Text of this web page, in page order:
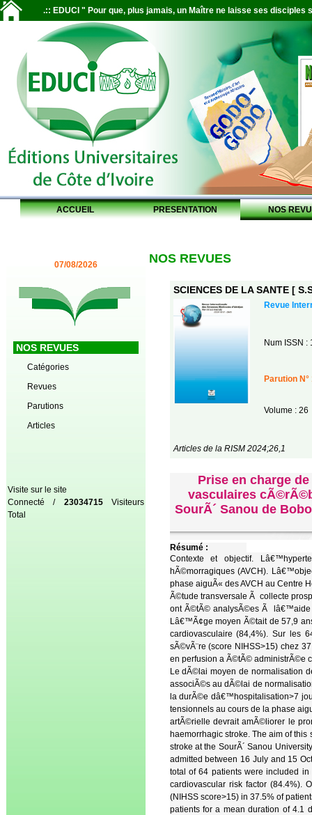
.:: EDUCI " Pour que, plus jamais, un Maître ne laisse ses disciples
ACCUEIL PRESENTATION NOS
07/08/2026
NOS REVUES
Catégories
Revues
Parutions
Articles
Visite sur le site
Connecté / 23034715Visiteurs
Total
NOS REVUES
SCIENCES DE LA SANTE [
Revue
Num ISSN :
Parution N°
Volume : 26
Articles de la RISM 2024;26,1
Prise en charge
vasculaires
SourÃ´ Sanou de
Résumé :
Contexte et objectif.
hÃ©morragiques (AVCH).
phase aiguÃ« des AVCH au Centre
Ã©tude transversale Ã collecte
ont Ã©tÃ© analysÃ©es Ã lâ€™aide
Lâ€™Ã¢ge moyen Ã©tait de 57,9
cardiovasculaire (84,4%). Sur
sÃ©vÃ¨re (score NIHSS>15) chez
en perfusion a Ã©tÃ© administrÃ©e
Le dÃ©lai moyen de normalisation
associÃ©s au dÃ©lai de
la durÃ©e dâ€™hospitalisation>7
tensionnels au cours de la phase
artÃ©rielle devrait amÃ©liorer le
haemorrhagic stroke. The aim of
stroke at the SourÃ´ Sanou
admitted between 16 July and 15
total of 64 patients were included
cardiovascular risk factor (84.4%).
(NIHSS score>15) in 37.5% of
patients for a mean duration of 4.1